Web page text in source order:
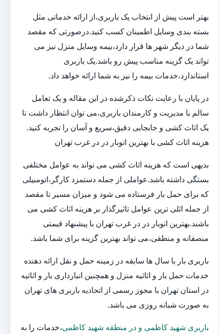
بهتر است پیش از انتخاب یک باربری،از ارائه خدماتی مثل
بسته بندی وسایل اطمینان کسب کنید.درصورتی که مقصد
شما در دیگر شهر ها قرار دارد،بیمه وسایل منزل نیز می
تواند یک گزینه مناسب پیش رو باشد.یک باربری
استاندارد،خدمات بیمه را نیز به شما ارائه خواهد داد.
در پایان با رعایت نکات ذکرشده در این مقاله و یک تعامل
سالم با مدیریت و کارمندان باربری،می توان انتظار داشت تا
یک اثاث کشی و جابجایی دقیق،سریع و آسان را تجربه کنید.
هزینه اثاث کشی با بهترین اتوبار در در غرب تهران
بدیهی است که هزینه اثاث کشی می تواند به عوامل مختلفی
بستگی داشته باشد.عواملی از جمله دستمزد کارگر،اتومبیلی
که برای حمل بار فرستاده می شود و میزان مسیر تا مقصد
از جمله اثلی ترین عوامل تاثیرگذار بر هزینه اثاث کشی می
باشند.بهترین اتوبار در در غرب تهران با پیشنهاد قیمتی
منصفانه و منطقی،می تواند بهترین گزینه برای شما باشد.
باربری بار با سال ها سابقه در زمینه حمل و نقل ارائه دهنده
خدمات حمل بار و اثاثیه منزل و همچنین انبارداری بار و اثاثیه
در استان تهران با مجوز رسمی از اتحادیه باربری های تهران
به صورت شبانه روزی می باشد.
باربری شهید کاظمی و در منطقه شهید کاظمی،خدمات را به